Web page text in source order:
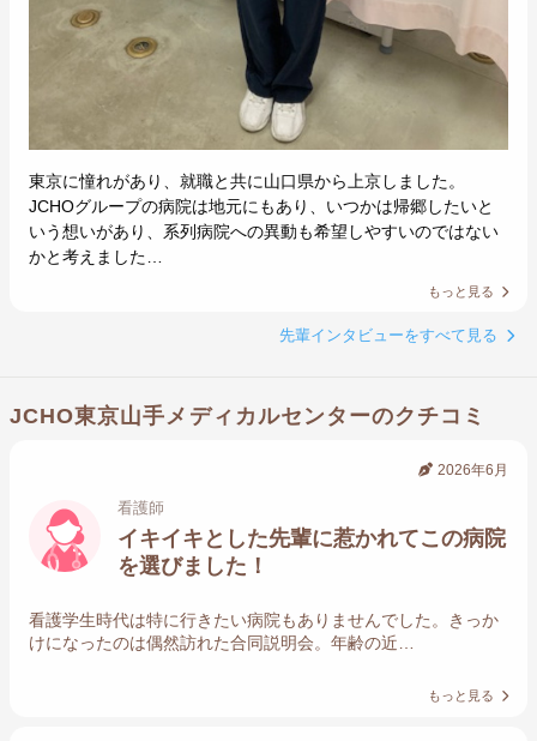
東京に憧れがあり、就職と共に山口県から上京しました。
JCHOグループの病院は地元にもあり、いつかは帰郷したいと
いう想いがあり、系列病院への異動も希望しやすいのではない
かと考えました…
もっと見る
先輩インタビューをすべて見る
JCHO東京山手メディカルセンターのクチコミ
2026年6月
看護師
イキイキとした先輩に惹かれてこの病院
を選びました！
看護学生時代は特に行きたい病院もありませんでした。きっか
けになったのは偶然訪れた合同説明会。年齢の近…
もっと見る